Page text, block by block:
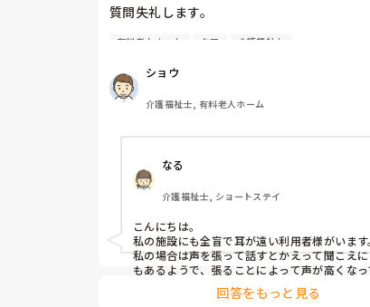
質問失礼します。
耳が遠く、目もあまり見えていない利用者
現在、私は「大きな声で、ゆっくり耳元で
る」という方法で対応しています。
聞き取れると安心していただける方なので
してもらっているのですが、毎日のことな
みなさんの職場で、このような方と関わる
ていることや、喉に負担をかけずに意思疎
良い方法などがあればぜひ教えていただき
よろしくお願いします。
有料老人ホーム ケア 介護福祉士
ショウ
介護福祉士, 有料老人ホーム
なる
介護福祉士, ショートステイ
こんにちは。
私の施設にも全盲で耳が遠い利用者様がいま
私の場合は声を張って話すとかえって聞こえ
もあるようで、張ることによって声が高くな
聞こえにくいのだと思います。その為少しト
し話しかけるようにしています。
回答をもっと見る